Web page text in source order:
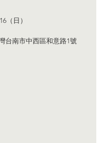
（日）
台南市中西區和意路1號